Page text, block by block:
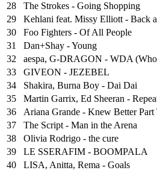
28
The Strokes - Going Shopping
29
Kehlani feat. Missy Elliott - Back
30
Foo Fighters - Of All People
31
Dan+Shay - Young
32
aespa, G-DRAGON - WDA
33
GIVEON - JEZEBEL
34
Shakira, Burna Boy - Dai Dai
35
Martin Garrix, Ed Sheeran -
36
Ariana Grande - Knew Better Part
37
The Script - Man in the Arena
38
Olivia Rodrigo - the cure
39
LE SSERAFIM - BOOMPALA
40
LISA, Anitta, Rema - Goals